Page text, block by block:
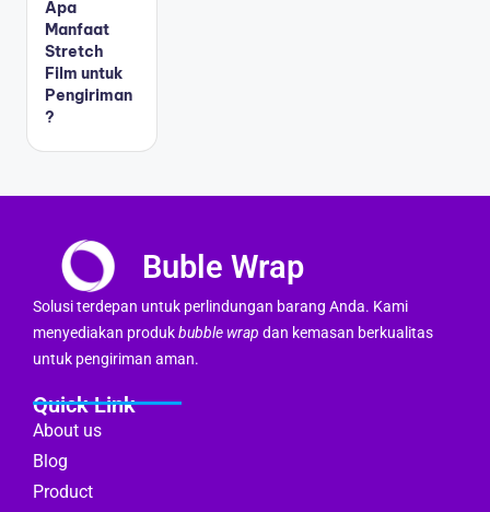
Apa
Manfaat
Stretch
Film untuk
Pengiriman
?
Buble Wrap
Solusi terdepan untuk perlindungan barang Anda. Kami
menyediakan produkbubble wrap dan kemasan berkualitas
untuk pengiriman aman.
Quick Link
About us
Blog
Product